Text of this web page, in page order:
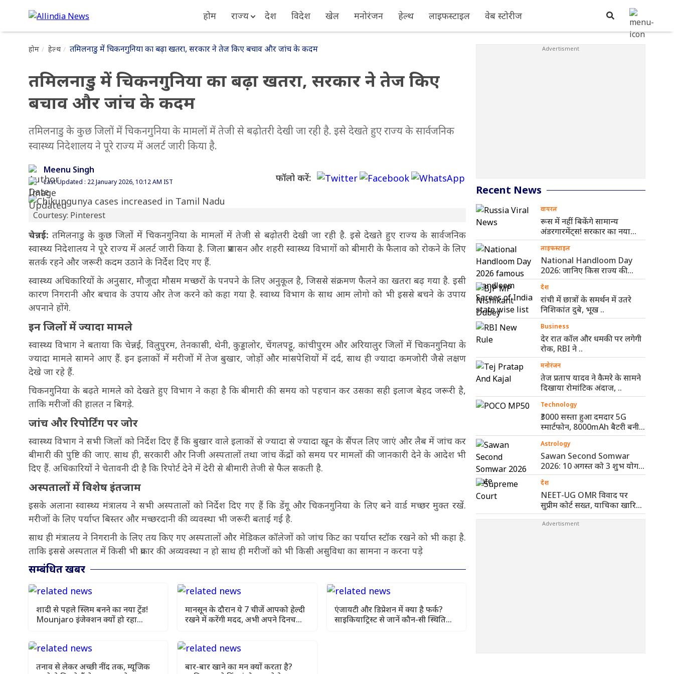
होम राज्य देश विदेश खेल मनोरंजन हेल्थ लाइफस्टाइल वेब स्टोरीज
होम हेल्थ तमिलनाडु में चिकनगुनिया का बढ़ा खतरा, सरकार ने तेज किए बचाव और जांच के कदम
तमिलनाडु में चिकनगुनिया का बढ़ा खतरा, सरकार ने तेज किए
बचाव और जांच के कदम
तमिलनाडु के कुछ जिलों में चिकनगुनिया के मामलों में तेजी से बढ़ोतरी देखी जा रही है. इसे देखते हुए राज्य के सार्वजनिक
स्वास्थ्य निदेशालय ने पूरे राज्य में अलर्ट जारी किया है.
Meenu Singh
Last Updated : 22 January 2026, 10:12 AM IST फॉलो करें:
Courtesy: Pinterest
चेन्नई: तमिलनाडु के कुछ जिलों में चिकनगुनिया के मामलों में तेजी से बढ़ोतरी देखी जा रही है. इसे देखते हुए राज्य के सार्वजनिक
स्वास्थ्य निदेशालय ने पूरे राज्य में अलर्ट जारी किया है. जिला प्रशासन और शहरी स्वास्थ्य विभागों को बीमारी के फैलाव को रोकने के लिए
सतर्क रहने और जरूरी कदम उठाने के निर्देश दिए गए हैं.
स्वास्थ्य अधिकारियों के अनुसार, मौजूदा मौसम मच्छरों के पनपने के लिए अनुकूल है, जिससे संक्रमण फैलने का खतरा बढ़ गया है. इसी
कारण निगरानी और बचाव के उपाय और तेज करने को कहा गया है. स्वाथ्य विभाग के साथ आम लोगो को भी इससे बचने के उपाय
अपनाने होंगे.
इन जिलों में ज्यादा मामले
स्वास्थ्य विभाग ने बताया कि चेन्नई, विलुपुरम, तेनकासी, थेनी, कुड्डालोर, चेंगलपट्टू, कांचीपुरम और अरियालुर जिलों में चिकनगुनिया के
ज्यादा मामले सामने आए हैं. इन इलाकों में मरीजों में तेज बुखार, जोड़ों और मांसपेशियों में दर्द, साथ ही ज्यादा कमजोरी जैसे लक्षण
देखे जा रहे हैं.
चिकनगुनिया के बढ़ते मामले को देखते हुए विभाग ने कहा है कि बीमारी की समय को पहचान कर उसका सही इलाज बेहद जरूरी है,
ताकि मरीजों की हालत न बिगड़े.
जांच और रिपोर्टिंग पर जोर
स्वास्थ्य विभाग ने सभी जिलों को निर्देश दिए हैं कि बुखार वाले इलाकों से ज्यादा से ज्यादा खून के सैंपल लिए जाएं और लैब में जांच कर
बीमारी की पुष्टि की जाए. साथ ही, सरकारी और निजी अस्पतालों तथा जांच केंद्रों को समय पर मामलों की जानकारी देने के आदेश भी
दिए हैं. अधिकारियों ने चेतावनी दी है कि रिपोर्ट देने में देरी से बीमारी तेजी से फैल सकती है.
अस्पतालों में विशेष इंतजाम
इसके अलाना स्वास्थ्य मंत्रालय ने सभी अस्पतालों को निर्देश दिए गए हैं कि डेंगू और चिकनगुनिया के लिए बने वार्ड मच्छर मुक्त रखें.
मरीजों के लिए पर्याप्त बिस्तर और मच्छरदानी की व्यवस्था भी जरूरी बताई गई है.
साथ ही मंत्रालय ने निगरानी के लिए तय किए गए अस्पतालों और मेडिकल कॉलेजों को जांच किट का पर्याप्त स्टॉक रखने को भी कहा है.
ताकि इससे अस्पताल में किसी भी प्रकार की अव्यवस्था न हो साथ ही मरीजों को भी किसी असुविधा का सामना न करना पड़े
सम्बंधित खबर
शादी से पहले स्लिम बनने का नया ट्रेंड!
Mounjaro इंजेक्शन क्यों हो रहा
मानसून के दौरान ये 7 चीजें आपको हेल्दी
रखने में करेंगी मदद, अभी अपने दिनचर्या
एंजायटी और डिप्रेशन में क्या है फर्क?
साइकियाट्रिस्ट से जानें कौन-सी स्थिति
तनाव से लेकर अच्छी नींद तक, म्यूजिक
बार-बार खाने का मन क्यों करता है?
Recent News
वायरल
रूस में नहीं बिकेंगे सामान्य
अंडरगारमेंट्स! सरकार का नया
नियम ..
लाइफस्टाइल
National Handloom Day
2026: जानिए किस राज्य की
कौन-सी हैंडलूम ..
देश
रांची में छात्रों के समर्थन में उतरे
निशिकांत दुबे, भूख ..
Business
देर रात कॉल और धमकी पर लगेगी
रोक, RBI ने ..
मनोरंजन
तेज प्रताप यादव ने कैमरे के सामने
दिखाया रोमांटिक अंदाज, ..
Technology
₹3000 सस्ता हुआ दमदार 5G
स्मार्टफोन, 8000mAh बैटरी बनी
सबसे ..
Astrology
Sawan Second Somwar
2026: 10 अगस्त को 3 शुभ योग,
..
देश
NEET-UG OMR विवाद पर
सुप्रीम कोर्ट सख्त, याचिका खारिज
कर ..